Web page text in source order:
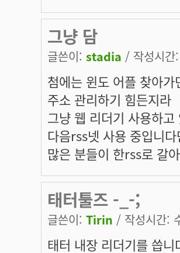
그냥 담
글쓴이: stadia / 작성시
첨에는 윈도 어플 찾아가
주소 관리하기 힘든지라
그냥 웹 리더기 사용하고
다음rss넷 사용 중입니다
많은 분들이 한rss로 갈
태터툴즈 -_-;
글쓴이: Tirin / 작성시간:
태터 내장 리더기를 씁니